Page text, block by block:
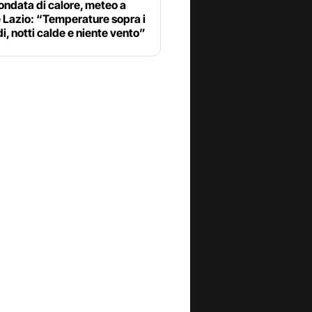
di calore, meteo a
Lazio: “Temperature sopra i
notti calde e niente vento”